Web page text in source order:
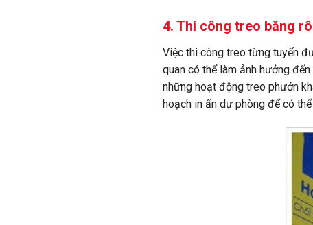
4. Thi công treo băng
Việc thi công treo từng tuyến
quan có thể làm ảnh hưởng
những hoạt động treo phướn
hoạch in ấn dự phòng để có